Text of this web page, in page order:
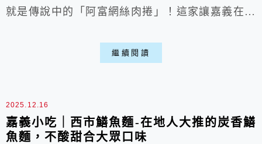
就是傳說中的「阿富網絲肉捲」！這家讓嘉義在地
店，最大的特色就是堅持使用傳統豬網油來包餡。
看著阿姨們俐落的包餡、油炸及切塊，超巨大的肉
不完，可說是嘉義市場必買美食之一。
繼續閱讀
2025.12.16
嘉義小吃｜西市鱔魚麵-在地人大推的炭香鱔
魚麵，不酸甜合大眾口味